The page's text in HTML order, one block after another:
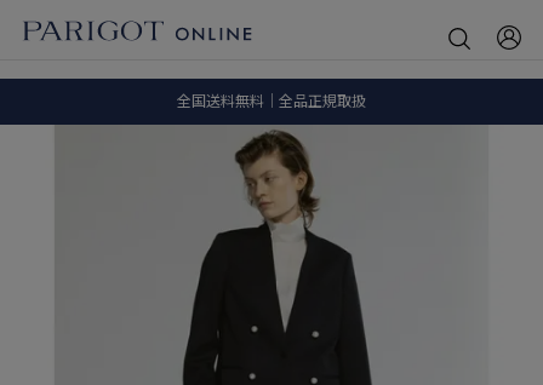
SALE ITEM 2BUY 10%OFF
8.5 wedに会員プログラムが生まれ変わります！